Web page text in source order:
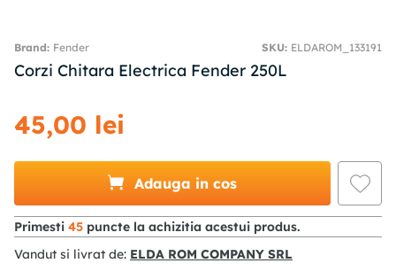
Fender SKU: ELDAROM_133191
Corzi Chitara Electrica Fender 250L
45,00 lei
Adauga in cos
Primesti 45 puncte la achizitia acestui produs.
Vandut si livrat de: ELDA ROM COMPANY SRL